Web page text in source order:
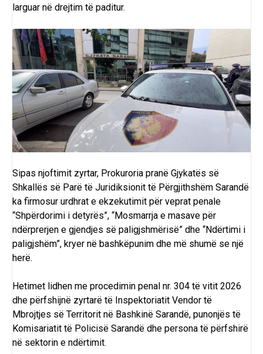
larguar në drejtim të paditur.
Sipas njoftimit zyrtar, Prokuroria pranë Gjykatës së
Shkallës së Parë të Juridiksionit të Përgjithshëm Sarandë
ka firmosur urdhrat e ekzekutimit për veprat penale
“Shpërdorimi i detyrës”, “Mosmarrja e masave për
ndërprerjen e gjendjes së paligjshmërisë” dhe “Ndërtimi i
paligjshëm”, kryer në bashkëpunim dhe më shumë se një
herë.
Hetimet lidhen me procedimin penal nr. 304 të vitit 2026
dhe përfshijnë zyrtarë të Inspektoriatit Vendor të
Mbrojtjes së Territorit në Bashkinë Sarandë, punonjës të
Komisariatit të Policisë Sarandë dhe persona të përfshirë
në sektorin e ndërtimit.